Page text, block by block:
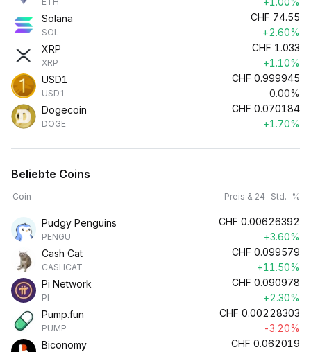
Solana
SOL
CHF 74.55
+2.60%
XRP
XRP
CHF 1.033
+1.10%
USD1
USD1
CHF 0.999945
0.00%
Dogecoin
DOGE
CHF 0.070184
+1.70%
Beliebte Coins
Coin Preis & 24-Std.-%
Pudgy Penguins
PENGU
CHF 0.00626392
+3.60%
Cash Cat
CASHCAT
CHF 0.099579
+11.50%
Pi Network
PI
CHF 0.090978
+2.30%
Pump.fun
PUMP
CHF 0.00228303
-3.20%
Biconomy
CHF 0.062019